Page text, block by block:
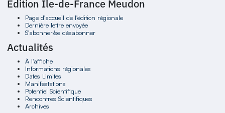
Édition Ile-de-France Meudon
Page d'accueil de l'édition régionale
Dernière lettre envoyée
S'abonner/se désabonner
Actualités
À l'affiche
Informations régionales
Dates Limites
Manifestations
Potentiel Scientifique
Rencontres Scientifiques
Archives